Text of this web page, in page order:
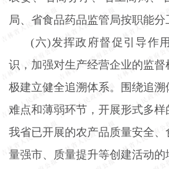
局、省食品药品监管局按职能分
(六)发挥政府督促引导作
识，加强对生产经营企业的监
极建立健全追溯体系。围绕追溯
难点和薄弱环节，开展形式多样
我省已开展的农产品质量安全
量强市、质量提升等创建活动